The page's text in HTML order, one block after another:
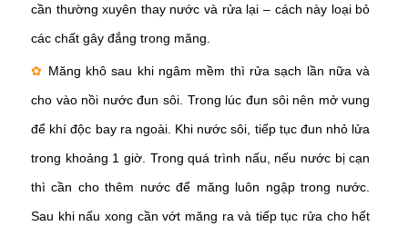
cần thường xuyên thay nước và rửa lại – cách này loại bỏ
các chất gây đắng trong măng.
✿ Măng khô sau khi ngâm mềm thì rửa sạch lần nữa và
cho vào nồi nước đun sôi. Trong lúc đun sôi nên mở vung
để khí độc bay ra ngoài. Khi nước sôi, tiếp tục đun nhỏ lửa
trong khoảng 1 giờ. Trong quá trình nấu, nếu nước bị cạn
thì cần cho thêm nước để măng luôn ngập trong nước.
Sau khi nấu xong cần vớt măng ra và tiếp tục rửa cho hết